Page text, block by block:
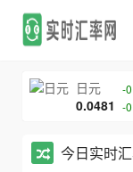
日元
0.0481
-
-
今日实时